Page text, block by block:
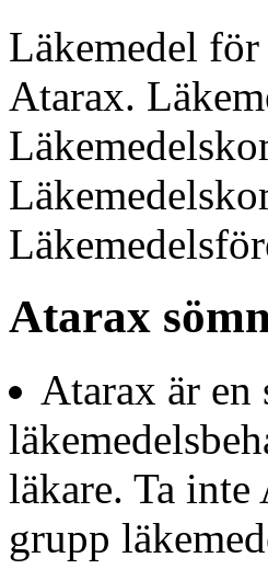
Läkemedel
Atarax.
Atarax
Atarax är en
läkare. Ta
grupp